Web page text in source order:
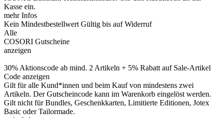
Kasse ein.
mehr Infos
Kein Mindestbestellwert Gültig bis auf Widerruf
Alle
COSORI Gutscheine
anzeigen
30% Aktionscode ab mind. 2 Artikeln + 5% Rabatt auf Sale-Artikel
Code anzeigen
Gilt für alle Kund*innen und beim Kauf von mindestens zwei
Artikeln. Der Gutscheincode kann im Warenkorb eingelöst werden.
Gilt nicht für Bundles, Geschenkkarten, Limitierte Editionen, Jotex
Basic oder Tailormade.